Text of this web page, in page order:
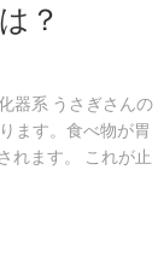
？
器系 うさぎさんの
ます。食べ物が胃
れます。 これが止